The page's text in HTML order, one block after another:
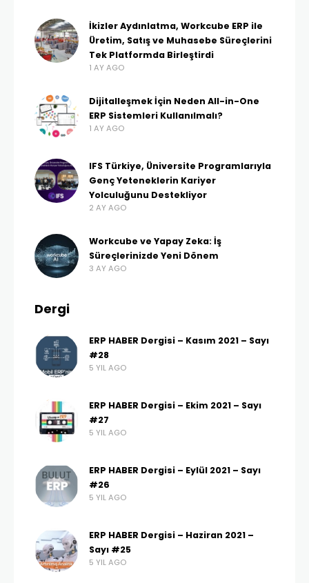
İkizler Aydınlatma, Workcube ERP ile
Üretim, Satış ve Muhasebe Süreçlerini
Tek Platformda Birleştirdi
1 AY AGO
Dijitalleşmek İçin Neden All-in-One
ERP Sistemleri Kullanılmalı?
1 AY AGO
IFS Türkiye, Üniversite Programlarıyla
Genç Yeteneklerin Kariyer
Yolculuğunu Destekliyor
2 AY AGO
Workcube ve Yapay Zeka: İş
Süreçlerinizde Yeni Dönem
3 AY AGO
Dergi
ERP HABER Dergisi – Kasım 2021 – Sayı
#28
5 YIL AGO
ERP HABER Dergisi – Ekim 2021 – Sayı
#27
5 YIL AGO
ERP HABER Dergisi – Eylül 2021 – Sayı
#26
5 YIL AGO
ERP HABER Dergisi – Haziran 2021 –
Sayı #25
5 YIL AGO